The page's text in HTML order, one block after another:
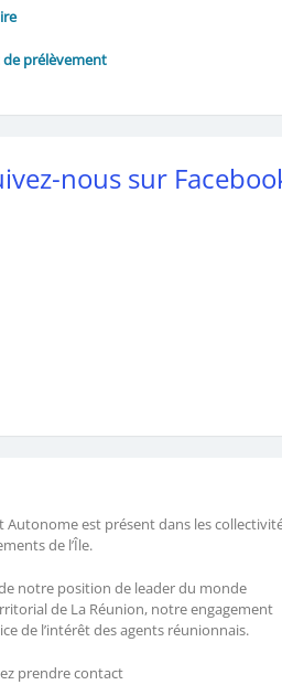
prélèvement
nous sur
Autonome est présent dans les
de l’Île.
notre position de leader du monde
de La Réunion, notre engagement
de l’intérêt des agents réunionnais.
prendre contact